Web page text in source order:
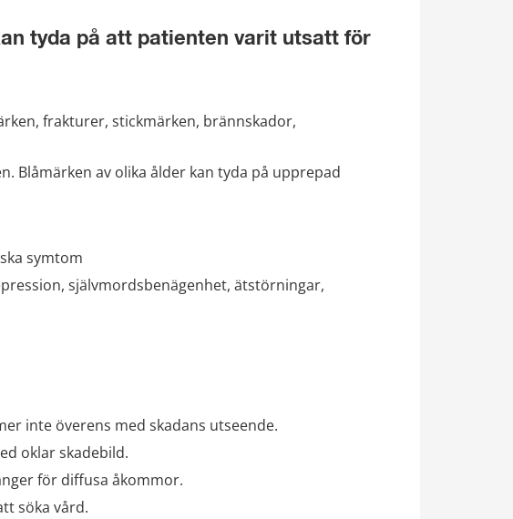
tyda på att patienten varit utsatt för
frakturer, stickmärken, brännskador,
Blåmärken av olika ålder kan tyda på upprepad
symtom
självmordsbenägenhet, ätstörningar,
inte överens med skadans utseende.
oklar skadebild.
för diffusa åkommor.
söka vård.